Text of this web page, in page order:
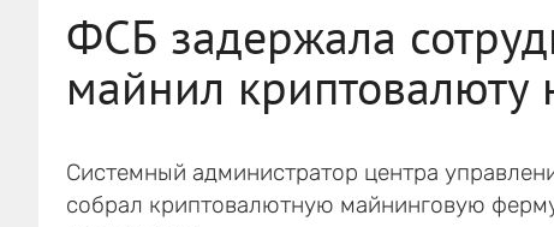
ФСБ задержала
майнил криптовалюту
Системный администратор центра
собрал криптовалютную майнинговую